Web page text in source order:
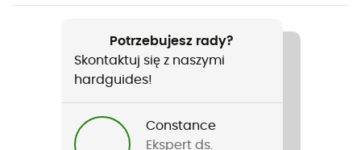
Potrzebujesz rady?
Skontaktuj się z naszymi
hardguides!
Constance
Ekspert ds.